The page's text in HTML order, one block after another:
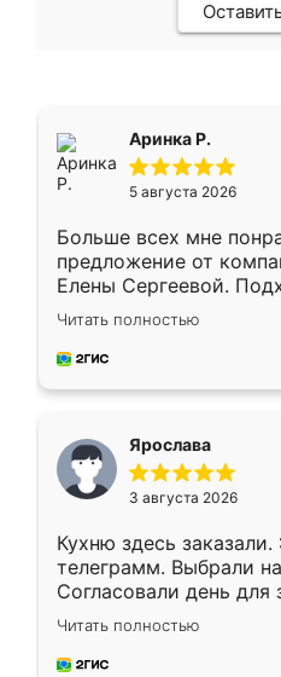
Аринка Р.
5 августа 2026
Больше всех мне
предложение от
Елены Сергеевой.
короткие сроки
для замера сотрудник
предложил по моему
Читать полностью
Ярослава
3 августа 2026
Кухню здесь
телеграмм. Выбрали
Согласовали день для
недели кухня была уже
довольны работой.
мебель за
Читать полностью